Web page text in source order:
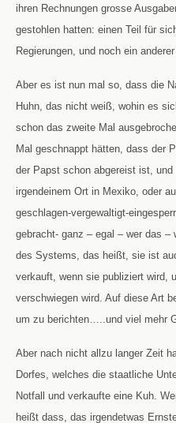
ihren Rechnungen grosse
gestohlen hatten: einen Teil für
Regierungen, und noch ein
Aber es ist nun mal so, dass die
Huhn, das nicht weiß, wohin es
schon das zweite Mal
Mal geschnappt hätten, dass der
der Papst schon abgereist ist,
irgendeinem Ort in Mexiko, oder
geschlagen-vergewaltigt-
gebracht- ganz – egal – wer das –
des Systems, das heißt, sie ist
verkauft, wenn sie publiziert wird,
verschwiegen wird. Auf diese Art
um zu berichten…..und viel mehr
Aber nach nicht allzu langer Zeit
Dorfes, welches die staatliche
Notfall und verkaufte eine Kuh.
heißt dass, das irgendetwas